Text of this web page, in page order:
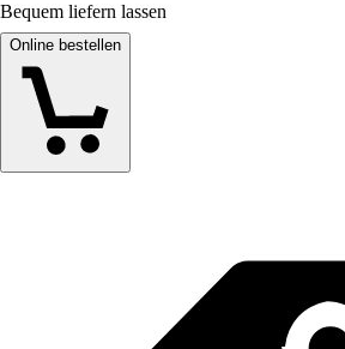
Bequem liefern lassen
Online bestellen